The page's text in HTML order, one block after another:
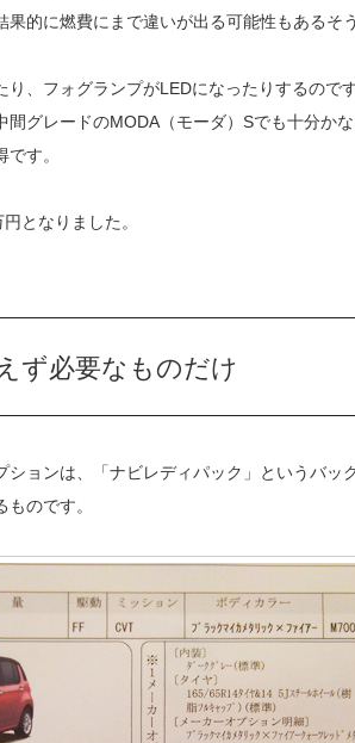
的に燃費にまで違いが出る可能性もあるそう
、フォグランプがLEDになったりするので
間グレードのMODA（モーダ）Sでも十分か
す。
となりました。
ず必要なものだけ
ョンは、「ナビレディパック」というバッ
のです。